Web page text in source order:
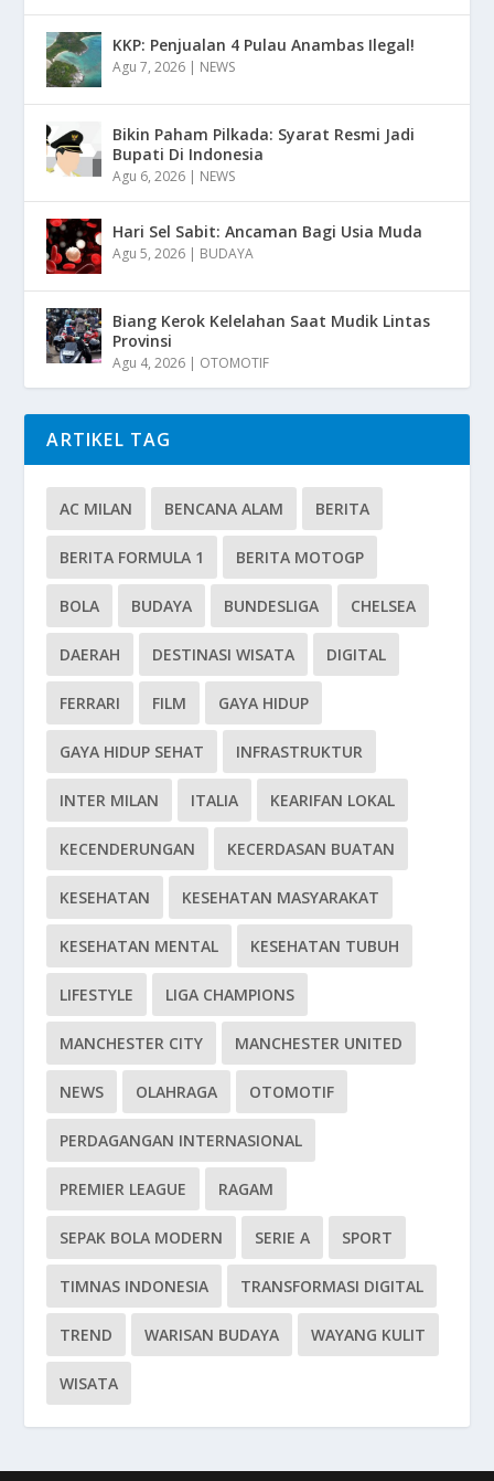
KKP: Penjualan 4 Pulau Anambas Ilegal!
Agu 7, 2026 | NEWS
Bikin Paham Pilkada: Syarat Resmi Jadi
Bupati Di Indonesia
Agu 6, 2026 | NEWS
Hari Sel Sabit: Ancaman Bagi Usia Muda
Agu 5, 2026 | BUDAYA
Biang Kerok Kelelahan Saat Mudik Lintas
Provinsi
Agu 4, 2026 | OTOMOTIF
ARTIKEL TAG
AC MILAN BENCANA ALAM BERITA
BERITA FORMULA 1 BERITA MOTOGP
BOLA BUDAYA BUNDESLIGA CHELSEA
DAERAH DESTINASI WISATA DIGITAL
FERRARI FILM GAYA HIDUP
GAYA HIDUP SEHAT INFRASTRUKTUR
INTER MILAN ITALIA KEARIFAN LOKAL
KECENDERUNGAN KECERDASAN BUATAN
KESEHATAN KESEHATAN MASYARAKAT
KESEHATAN MENTAL KESEHATAN TUBUH
LIFESTYLE LIGA CHAMPIONS
MANCHESTER CITY MANCHESTER UNITED
NEWS OLAHRAGA OTOMOTIF
PERDAGANGAN INTERNASIONAL
PREMIER LEAGUE RAGAM
SEPAK BOLA MODERN SERIE A SPORT
TIMNAS INDONESIA TRANSFORMASI DIGITAL
TREND WARISAN BUDAYA WAYANG KULIT
WISATA